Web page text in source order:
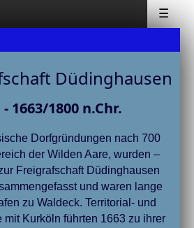
☰
Düdinghausen
- 1663/1800 n.Chr.
Dorfgründungen nach 700
der Wilden Aare, wurden –
Freigrafschaft Düdinghausen
und waren lange
zu Waldeck. Territorial- und
mit Kurköln führten 1663 zu ihrer